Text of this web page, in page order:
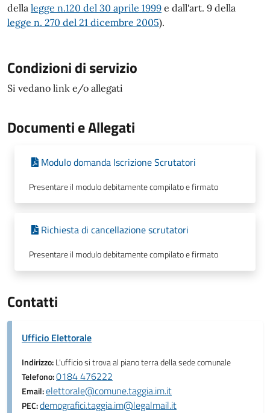
della legge n.120 del 30 aprile 1999 e dall'art. 9 della
legge n. 270 del 21 dicembre 2005).
Condizioni di servizio
Si vedano link e/o allegati
Documenti e Allegati
Modulo domanda Iscrizione Scrutatori
Presentare il modulo debitamente compilato e firmato
Richiesta di cancellazione scrutatori
Presentare il modulo debitamente compilato e firmato
Contatti
Ufficio Elettorale
Indirizzo:L'ufficio si trova al piano terra della sede comunale
Telefono:0184 476222
Email:elettorale@comune.taggia.im.it
PEC:demografici.taggia.im@legalmail.it